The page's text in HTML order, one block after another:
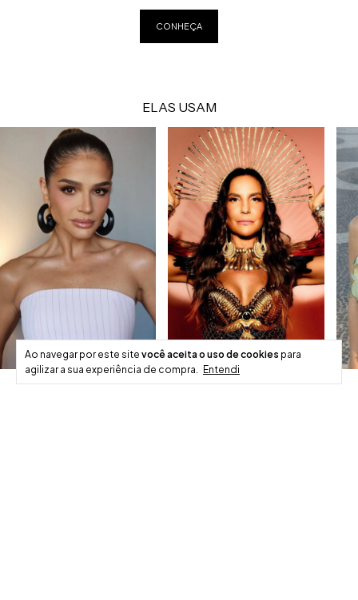
Ao navegar por este site você aceita o uso de cookies para
agilizar a sua experiência de compra. Entendi
CONHEÇA
ELAS USAM